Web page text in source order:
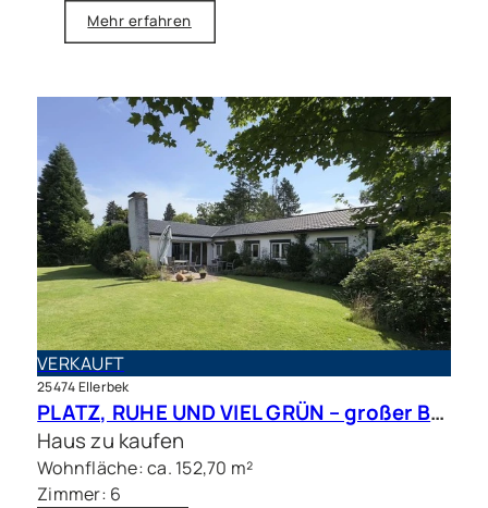
Mehr erfahren
VERKAUFT
25474 Ellerbek
PLATZ, RUHE UND VIEL GRÜN – großer Bungalow mit Traumgrundstück in bester Lage
Haus zu kaufen
Wohnfläche: ca. 152,70 m²
Zimmer: 6